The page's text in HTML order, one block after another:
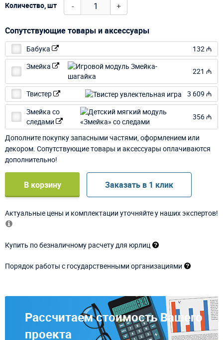
Количество, шт - +
Сопутствующие товары и аксессуары
Бабука
132 ₼
Змейка
221 ₼
Твистер
3 609 ₼
Змейка со
следами
356 ₼
Дополните покупку запасными частями, оформлением или
декором. Сопутствующие товары и аксессуары оплачиваются
дополнительно!
В корзину Заказать в 1 клик
Актуальные цены и комплектации уточняйте у наших экспертов!
Купить по безналичному расчету для юрлиц
Порядок работы с государственными организациями
Рассчитаем стоимость Вашего
проекта